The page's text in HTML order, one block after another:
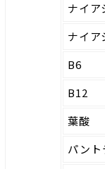
ナイア
ナイア
B6
B12
葉酸
パント